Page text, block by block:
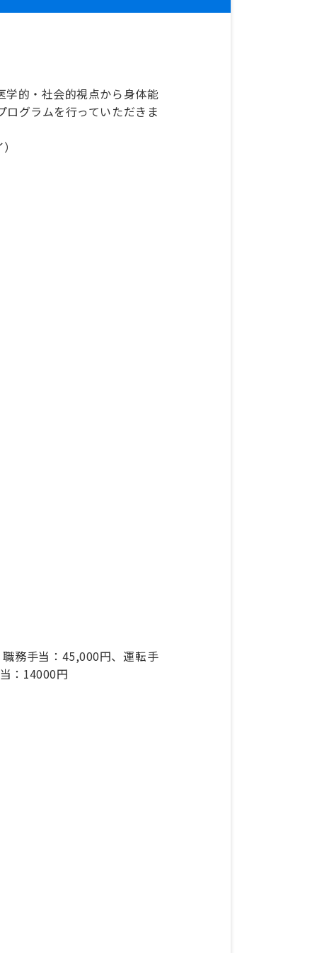
学的・社会的視点から身体能
グラムを行っていただきま
務手当：45,000円、運転手
：14000円